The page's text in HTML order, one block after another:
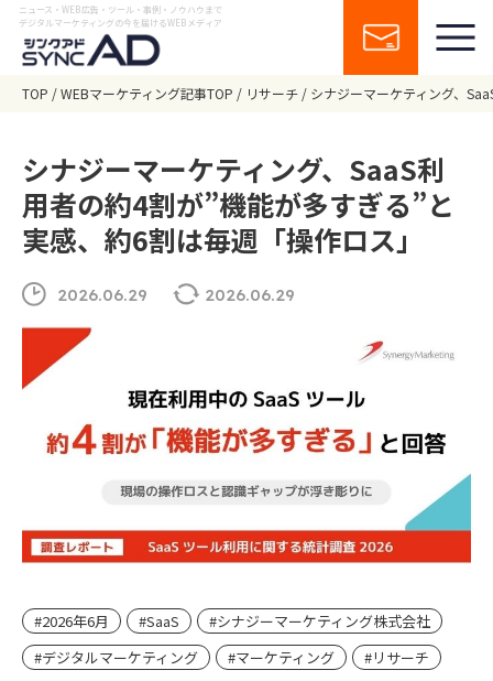
ニュース・WEB広告・ツール・事例・ノウハウまで
デジタルマーケティングの今を届けるWEBメディア
TOP WEBマーケティング記事TOP リサーチ シナジーマーケティング、
シナジーマーケティング、SaaS利
用者の約4割が”機能が多すぎる”と
実感、約6割は毎週「操作ロス」
2026.06.29 2026.06.29
#2026年6月 #SaaS
#シナジーマーケティング株式会社
#デジタルマーケティング
#マーケティング #リサーチ